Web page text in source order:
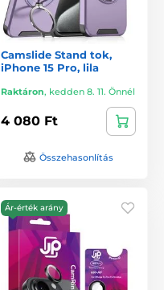
Camslide Stand tok,
iPhone 15 Pro, lila
Raktáron, kedden 8. 11. Önnél
4 080 Ft
Összehasonlítás
Ár-érték arány